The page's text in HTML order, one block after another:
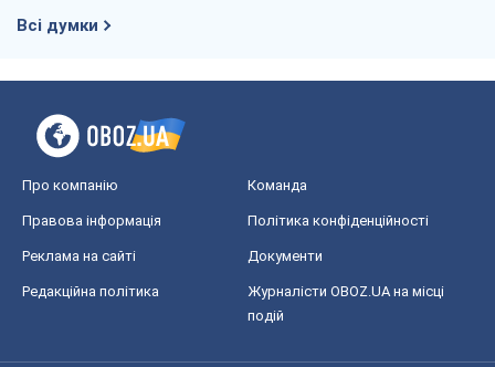
Всі думки
Про компанію Команда
Правова інформація Політика конфіденційності
Реклама на сайті Документи
Редакційна політика
Журналісти OBOZ.UA на місці
подій